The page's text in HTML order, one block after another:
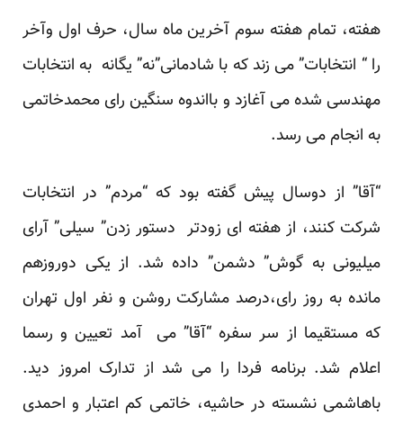
هفته، تمام هفته سوم آخرین ماه سال، حرف اول وآخر
را “ انتخابات” می زند که با شادمانی”نه” یگانه به انتخابات
مهندسی شده می آغازد و بااندوه سنگین رای محمدخاتمی
به انجام می رسد.
“آقا” از دوسال پیش گفته بود که “مردم” در انتخابات
شرکت کنند، از هفته ای زودتر دستور زدن” سیلی” آرای
میلیونی به گوش” دشمن” داده شد. از یکی دوروزهم
مانده به روز رای،درصد مشارکت روشن و نفر اول تهران
که مستقیما از سر سفره “آقا” می آمد تعیین و رسما
اعلام شد. برنامه فردا را می شد از تدارک امروز دید.
باهاشمی نشسته در حاشیه، خاتمی کم اعتبار و احمدی